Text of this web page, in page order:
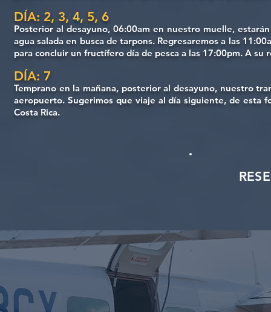
DÍA: 2, 3, 4, 5, 6
Posterior al desayuno, 06:00am en nuestro muelle,
agua salada en busca de tarpons. Regresaremos a las
para concluir un fructífero día de pesca a las 17:00pm. A
DÍA: 7
Temprano en la mañana, posterior al desayuno, nuestro
aeropuerto. Sugerimos que viaje al día siguiente, de esta
Costa Rica.